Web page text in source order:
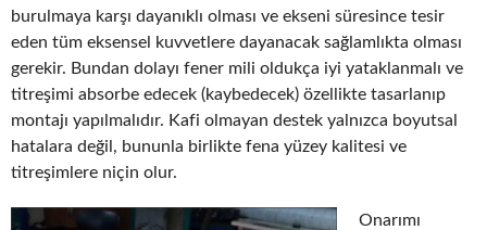
burulmaya karşı dayanıklı olması ve ekseni süresince tesir
eden tüm eksensel kuvvetlere dayanacak sağlamlıkta olması
gerekir. Bundan dolayı fener mili oldukça iyi yataklanmalı ve
titreşimi absorbe edecek (kaybedecek) özellikte tasarlanıp
montajı yapılmalıdır. Kafi olmayan destek yalnızca boyutsal
hatalara değil, bununla birlikte fena yüzey kalitesi ve
titreşimlere niçin olur.
Onarımı